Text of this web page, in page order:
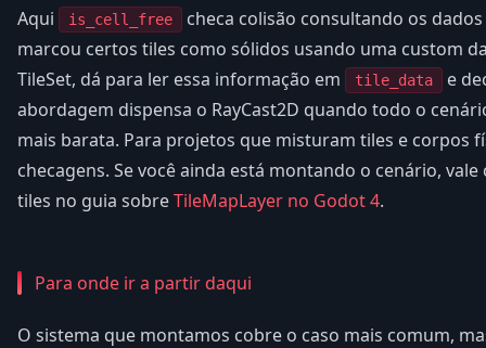
Aqui is_cell_free
checa colisão consultando os
marcou certos tiles como sólidos usando uma custom
TileSet, dá para ler essa informação em
tile_data
e
abordagem dispensa o RayCast2D quando todo o
mais barata. Para projetos que misturam tiles e corpos
checagens. Se você ainda está montando o cenário,
tiles no guia sobreTileMapLayer no Godot 4.
Para onde ir a partir daqui
O sistema que montamos cobre o caso mais comum,